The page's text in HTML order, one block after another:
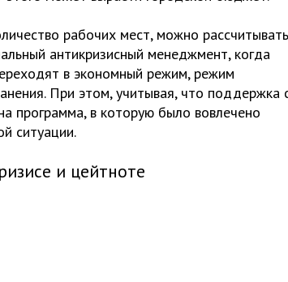
рабочих мест, можно рассчитывать
антикризисный менеджмент, когда
в экономный режим, режим
При этом, учитывая, что поддержка
программа, в которую было вовлечено
ситуации.
и цейтноте